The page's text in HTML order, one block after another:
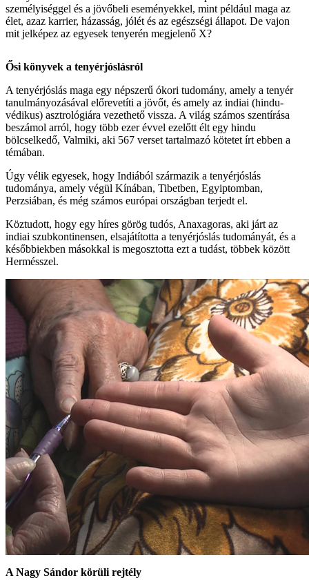
személyiséggel és a jövőbeli eseményekkel, mint például maga az
élet, azaz karrier, házasság, jólét és az egészségi állapot. De vajon
mit jelképez az egyesek tenyerén megjelenő X?
Ősi könyvek a tenyérjóslásról
A tenyérjóslás maga egy népszerű ókori tudomány, amely a tenyér
tanulmányozásával előrevetíti a jövőt, és amely az indiai (hindu-
védikus) asztrológiára vezethető vissza. A világ számos szentírása
beszámol arról, hogy több ezer évvel ezelőtt élt egy hindu
bölcselkedő, Valmiki, aki 567 verset tartalmazó kötetet írt ebben a
témában.
Úgy vélik egyesek, hogy Indiából származik a tenyérjóslás
tudománya, amely végül Kínában, Tibetben, Egyiptomban,
Perzsiában, és még számos európai országban terjedt el.
Köztudott, hogy egy híres görög tudós, Anaxagoras, aki járt az
indiai szubkontinensen, elsajátította a tenyérjóslás tudományát, és a
későbbiekben másokkal is megosztotta ezt a tudást, többek között
Hermésszel.
A Nagy Sándor körüli rejtély